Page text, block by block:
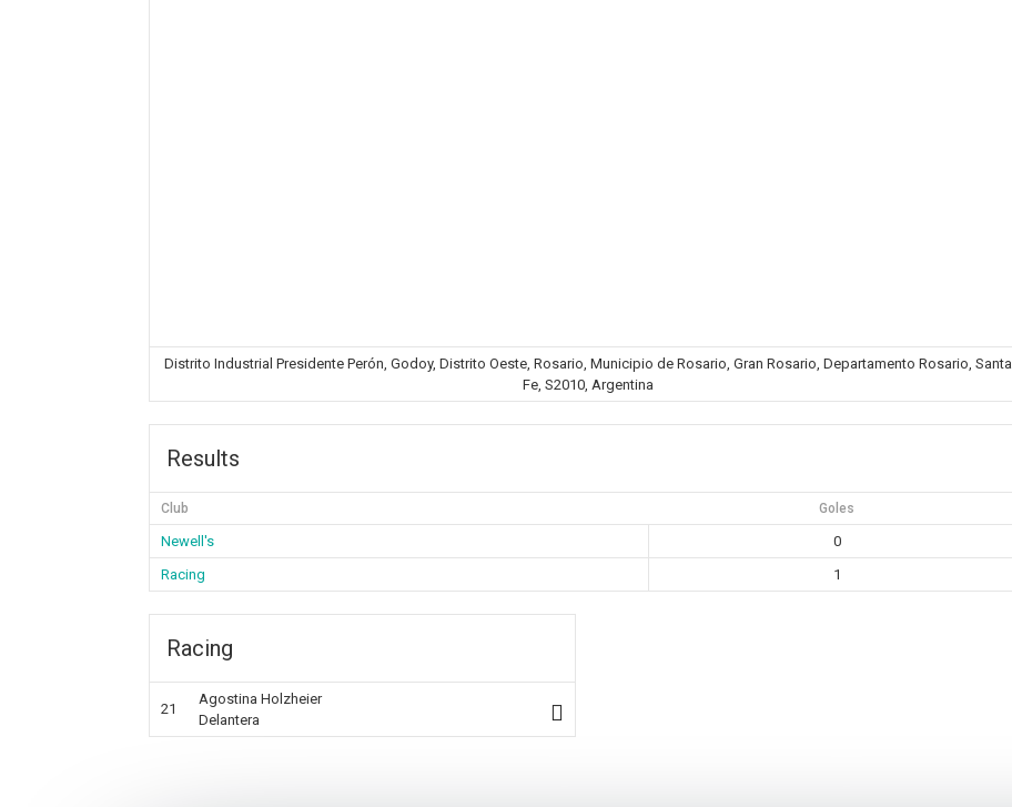
Distrito Industrial Presidente Perón, Godoy, Distrito Oeste, Rosario, Municipio de Rosario, Gran Rosario, Departamento Rosario, Santa
Fe, S2010, Argentina
Results
Club Goles
Newell's
0
Racing
1
Racing
21
Agostina Holzheier
Delantera